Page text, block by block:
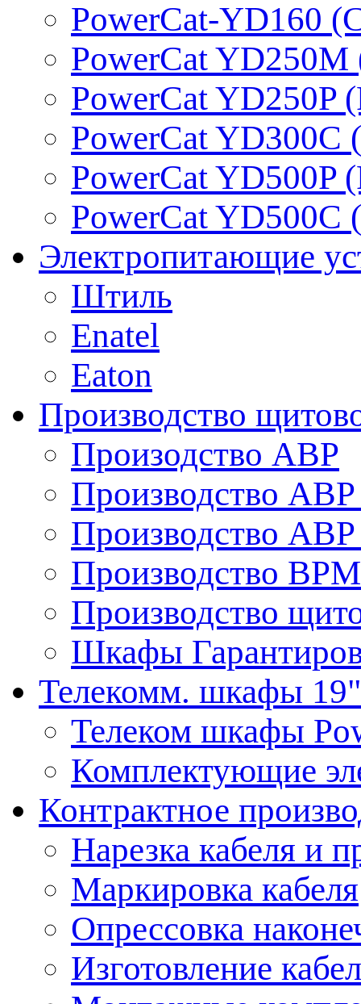
PowerCat-YD160
PowerCat YD250M
PowerCat YD250P
PowerCat YD300C
PowerCat YD500P
PowerCat YD500C
Электропитающие
Штиль
Enatel
Eaton
Производство
Произодство АВР
Производство
Производство
Производство ВРМ
Производство
Шкафы
Телекомм. шкафы
Телеком шкафы
Комплектующие
Контрактное
Нарезка кабеля и
Маркировка кабеля
Опрессовка
Изготовление